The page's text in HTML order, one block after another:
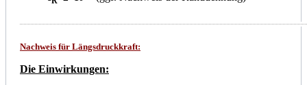
Nachweis für Längsdruckkraft:
Die Einwirkungen: